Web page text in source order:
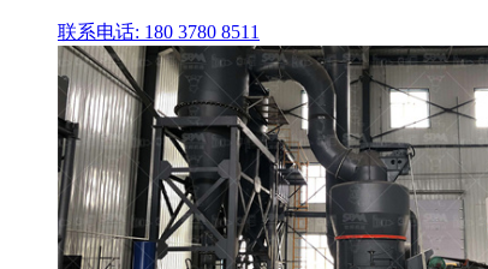
联系电话: 180 3780 8511